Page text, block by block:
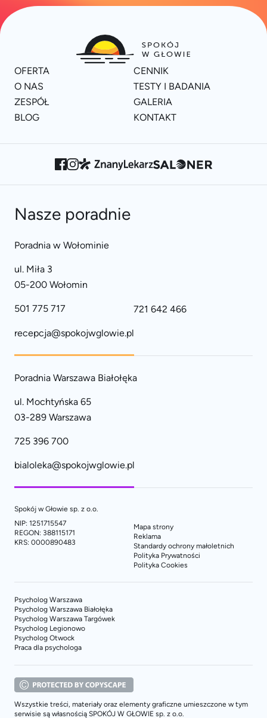
OFERTA
CENNIK
O NAS
TESTY I BADANIA
ZESPÓŁ
GALERIA
BLOG
KONTAKT
Nasze poradnie
Poradnia w Wołominie
ul. Miła 3
05-200 Wołomin
501 775 717 721 642 466
recepcja@spokojwglowie.pl
Poradnia Warszawa Białołęka
ul. Mochtyńska 65
03-289 Warszawa
725 396 700
bialoleka@spokojwglowie.pl
Spokój w Głowie sp. z o.o.
NIP: 1251715547
REGON: 388115171
KRS: 0000890483
Mapa strony
Reklama
Standardy ochrony małoletnich
Polityka Prywatności
Polityka Cookies
Psycholog Warszawa
Psycholog Warszawa Białołęka
Psycholog Warszawa Targówek
Psycholog Legionowo
Psycholog Otwock
Praca dla psychologa
Wszystkie treści, materiały oraz elementy graficzne umieszczone w tym
serwisie są własnością SPOKÓJ W GŁOWIE sp. z o.o.